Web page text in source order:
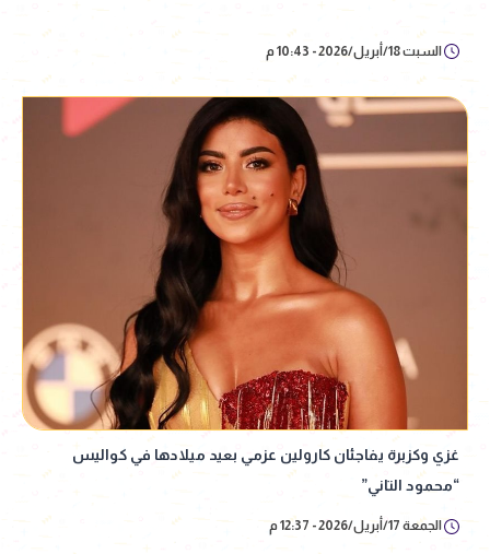
السبت 18/أبريل/2026 - 10:43 م
غزي وكزبرة يفاجئان كارولين عزمي بعيد ميلادها في كواليس
“محمود التاني”
الجمعة 17/أبريل/2026 - 12:37 م